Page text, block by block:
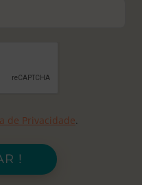
de Privacidade.
!